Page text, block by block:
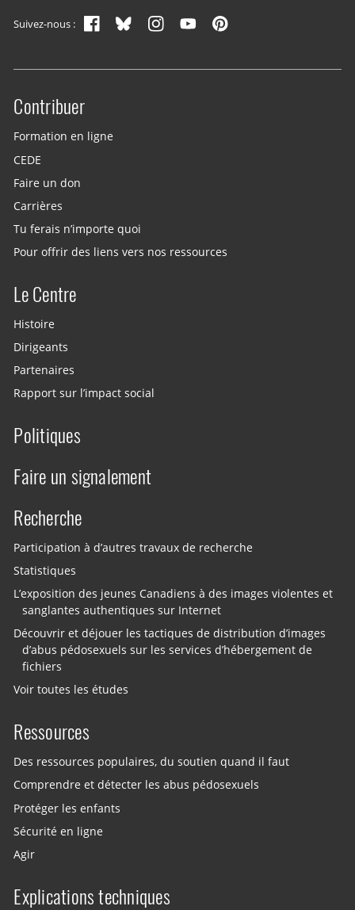
Suivez-nous :
Site menu
Contribuer
Formation en ligne
CEDE
Faire un don
Carrières
Tu ferais n’importe quoi
Pour offrir des liens vers nos ressources
Le Centre
Histoire
Dirigeants
Partenaires
Rapport sur l’impact social
Politiques
Faire un signalement
Recherche
Participation à d’autres travaux de recherche
Statistiques
L’exposition des jeunes Canadiens à des images violentes et
sanglantes authentiques sur Internet
Découvrir et déjouer les tactiques de distribution d’images
d’abus pédosexuels sur les services d’hébergement de
fichiers
Voir toutes les études
Ressources
Des ressources populaires, du soutien quand il faut
Comprendre et détecter les abus pédosexuels
Protéger les enfants
Sécurité en ligne
Agir
Explications techniques